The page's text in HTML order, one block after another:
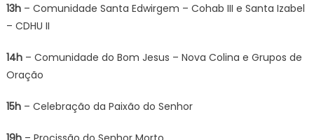
13h – Comunidade Santa Edwirgem – Cohab III e Santa Izabel
– CDHU II
14h – Comunidade do Bom Jesus – Nova Colina e Grupos de
Oração
15h – Celebração da Paixão do Senhor